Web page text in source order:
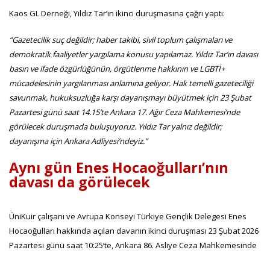
Kaos GL Derneği, Yıldız Tar’ın ikinci duruşmasına çağrı yaptı:
“Gazetecilik suç değildir; haber takibi, sivil toplum çalışmaları ve
demokratik faaliyetler yargılama konusu yapılamaz. Yıldız Tar’ın davası
basın ve ifade özgürlüğünün, örgütlenme hakkının ve LGBTİ+
mücadelesinin yargılanması anlamına geliyor. Hak temelli gazeteciliği
savunmak, hukuksuzluğa karşı dayanışmayı büyütmek için 23 Şubat
Pazartesi günü saat 14.15’te Ankara 17. Ağır Ceza Mahkemesi’nde
görülecek duruşmada buluşuyoruz. Yıldız Tar yalnız değildir;
dayanışma için Ankara Adliyesi’ndeyiz.”
Aynı gün Enes Hocaoğulları’nın
davası da görülecek
ÜniKuir çalışanı ve Avrupa Konseyi Türkiye Gençlik Delegesi Enes
Hocaoğulları hakkında açılan davanın ikinci duruşması 23 Şubat 2026
Pazartesi günü saat 10:25’te, Ankara 86. Asliye Ceza Mahkemesinde